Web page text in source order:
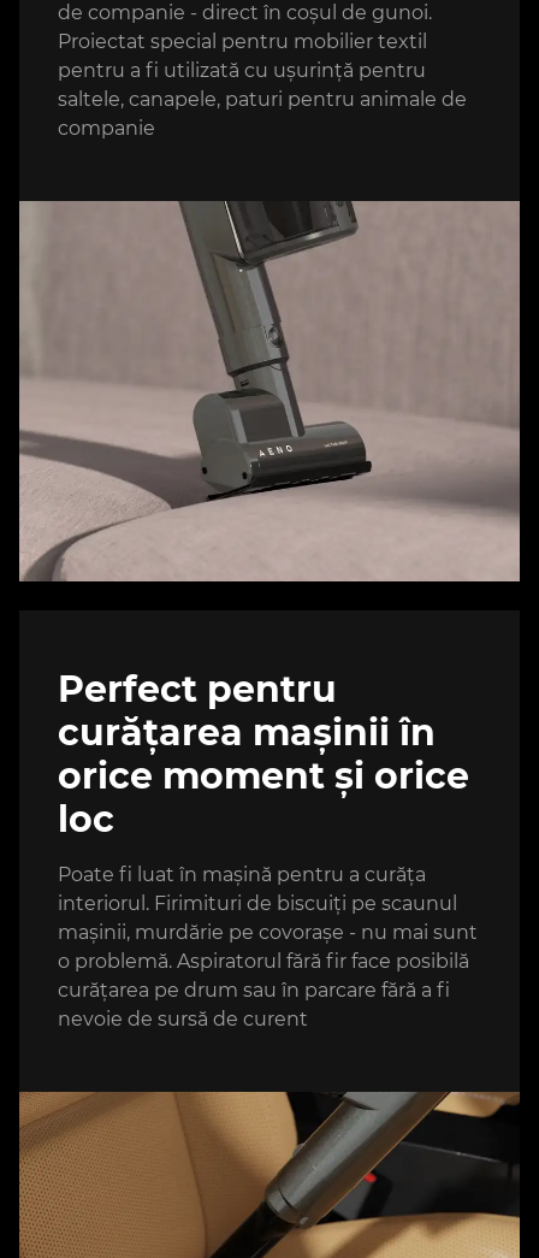
de companie - direct în coșul de gunoi.
Proiectat special pentru mobilier textil
pentru a fi utilizată cu ușurință pentru
saltele, canapele, paturi pentru animale de
companie
Perfect pentru
curățarea mașinii în
orice moment și orice
loc
Poate fi luat în mașină pentru a curăța
interiorul. Firimituri de biscuiți pe scaunul
mașinii, murdărie pe covorașe - nu mai sunt
o problemă. Aspiratorul fără fir face posibilă
curățarea pe drum sau în parcare fără a fi
nevoie de sursă de curent